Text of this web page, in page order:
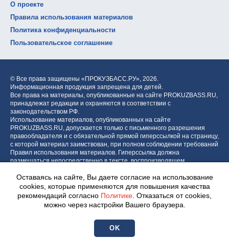
О проекте
Правила использования материалов
Политика конфиденциальности
Пользовательское соглашение
© Все права защищены «ПРОКУЗБАСС.РУ», 2026.
Информационная продукция запрещена для детей.
Все права на материалы, опубликованные на сайте PROKUZBASS.RU,
принадлежат редакции и охраняются в соответствии с
законодательством РФ.
Использование материалов, опубликованных на сайте
PROKUZBASS.RU, допускается только с письменного разрешения
правообладателя и с обязательной прямой гиперссылкой на страницу,
с которой материал заимствован, при полном соблюдении требований
Правил использования материалов. Гиперссылка должна
размещаться непосредственно в тексте, воспроизводящем
блока.
Центр интернет-проектов «МОЁ!»
Оставаясь на сайте, Вы даете согласие на использование
cookies, которые применяются для повышения качества
рекомендаций согласно Политике . Отказаться от cookies,
можно через настройки Вашего браузера.
OK